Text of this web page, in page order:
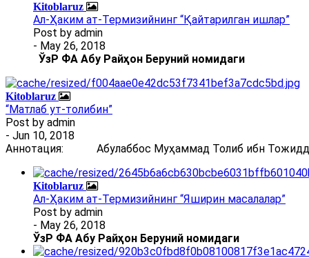
Kitoblaruz
Ал-Ҳаким ат-Термизийнинг “Қайтарилган ишлар”
Post by admin
- May 26, 2018
ЎзР ФА Абу Райҳон Беруний номидаги
Kitoblaruz
“Матлаб ут-толибин”
Post by admin
- Jun 10, 2018
Аннотация: Абулаббос Муҳаммад Толиб ибн
Kitoblaruz
Ал-Ҳаким ат-Термизийнинг “Яширин масалалар”
Post by admin
- May 26, 2018
ЎзР ФА Абу Райҳон Беруний номидаги